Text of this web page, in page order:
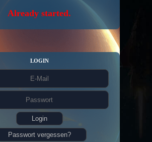
Already started.
LOGIN